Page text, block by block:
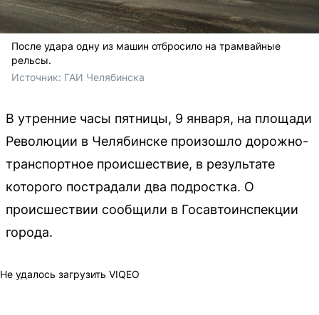
После удара одну из машин отбросило на трамвайные
рельсы.
Источник: ГАИ Челябинска
В утренние часы пятницы, 9 января, на площади
Революции в Челябинске произошло дорожно-
транспортное происшествие, в результате
которого пострадали два подростка. О
происшествии сообщили в Госавтоинспекции
города.
Не удалось загрузить VIQEO